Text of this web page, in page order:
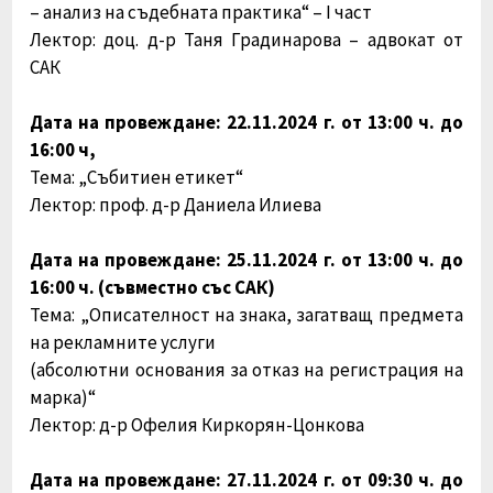
– анализ на съдебната практика“ – I част
Лектор: доц. д-р Таня Градинарова – адвокат от
САК
Дата на провеждане: 22.11.2024 г. от 13:00 ч. до
16:00 ч,
Тема: „Събитиен етикет“
Лектор: проф. д-р Даниела Илиева
Дата на провеждане: 25.11.2024 г. от 13:00 ч. до
16:00 ч. (съвместно със САК)
Тема: „Описателност на знака, загатващ предмета
на рекламните услуги
(абсолютни основания за отказ на регистрация на
марка)“
Лектор: д-р Офелия Киркорян-Цонкова
Дата на провеждане: 27.11.2024 г. от 09:30 ч. до